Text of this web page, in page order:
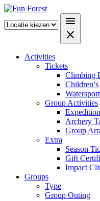
menu
close
Activities
Tickets
Climbing
Group Activities
Expedition
Archery
Group
Extra
Season
Gift
Impact
Groups
Type
Group Outing